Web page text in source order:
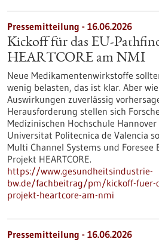
Pressemitteilung - 16.06.2026
Kickoff für das EU-
HEARTCORE am NMI
Neue Medikamentenwirkstoffe
wenig belasten, das ist klar. Aber
Auswirkungen zuverlässig
Herausforderung stellen sich
Medizinischen Hochschule
Universitat Politecnica de Valencia
Multi Channel Systems und Foresee
Projekt HEARTCORE.
https://www.gesundheitsindustrie-
bw.de/fachbeitrag/pm/kickoff-fuer-
projekt-heartcore-am-nmi
Pressemitteilung - 16.06.2026